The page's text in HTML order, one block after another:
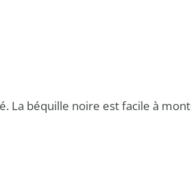
béquille noire est facile à